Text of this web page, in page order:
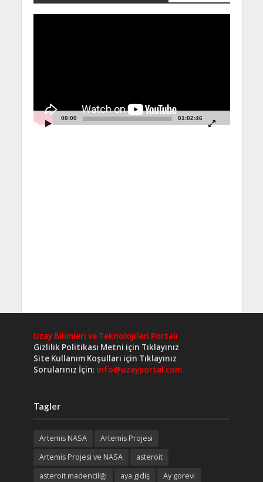
00:00 01:02:46
Uzay Bilimleri ve Teknolojileri Portalı
Gizlilik Politikası Metni için Tıklayınız
Site Kullanım Koşulları için Tıklayınız
Sorularınız İçin: info@uzayportal.com
Tagler
Artemis NASA
Artemis Projesi
Artemis Projesi ve NASA
asteroit
asteroit madenciliği
aya gidiş
Ay gorevi